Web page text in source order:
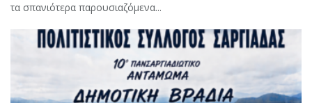
τα σπανιότερα παρουσιαζόμενα...